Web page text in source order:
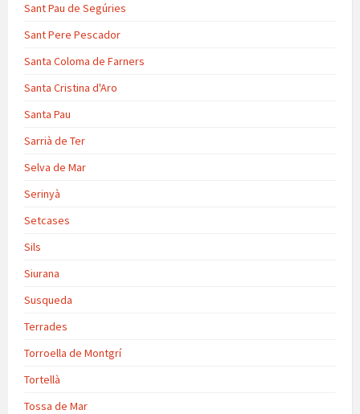
Sant Pau de Segúries
Sant Pere Pescador
Santa Coloma de Farners
Santa Cristina d'Aro
Santa Pau
Sarrià de Ter
Selva de Mar
Serinyà
Setcases
Sils
Siurana
Susqueda
Terrades
Torroella de Montgrí
Tortellà
Tossa de Mar